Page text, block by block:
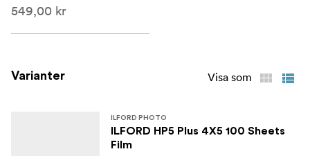
549,00 kr
Varianter Visa som
ILFORD PHOTO
ILFORD HP5 Plus 4X5 100 Sheets
Film